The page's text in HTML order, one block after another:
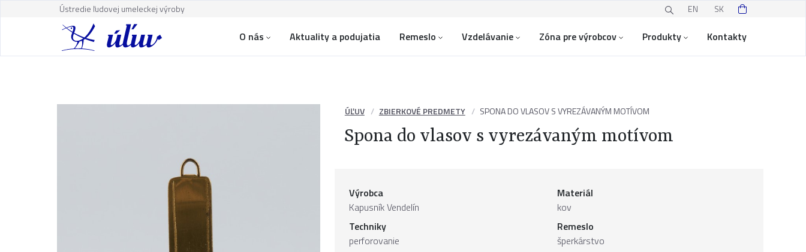
Ústredie ľudovej umeleckej výroby EN SK
O nás Aktuality a podujatia Remeslo Vzdelávanie Zóna pre výrobcov Produkty Kontakty
ÚĽUV ZBIERKOVÉ PREDMETY SPONA DO VLASOV S VYREZÁVANÝM MOTÍVOM
Spona do vlasov s vyrezávaným motívom
Výrobca
Kapusník Vendelín
Techniky
perforovanie
Materiál
kov
Remeslo
šperkárstvo